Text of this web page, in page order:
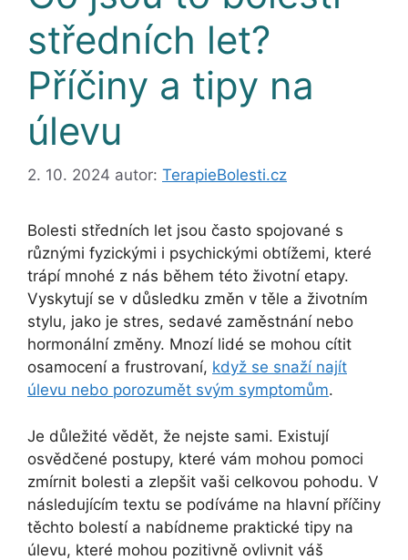
středních let?
Příčiny a tipy na
úlevu
2. 10. 2024 autor: TerapieBolesti.cz
Bolesti středních let jsou často spojované s
různými fyzickými i psychickými obtížemi, které
trápí mnohé z nás během této životní etapy.
Vyskytují se v důsledku změn v těle a životním
stylu, jako je stres, sedavé zaměstnání nebo
hormonální změny. Mnozí lidé se mohou cítit
osamocení a frustrovaní, když se snaží najít
úlevu nebo porozumět svým symptomům.
Je důležité vědět, že nejste sami. Existují
osvědčené postupy, které vám mohou pomoci
zmírnit bolesti a zlepšit vaši celkovou pohodu. V
následujícím textu se podíváme na hlavní příčiny
těchto bolestí a nabídneme praktické tipy na
úlevu, které mohou pozitivně ovlivnit váš